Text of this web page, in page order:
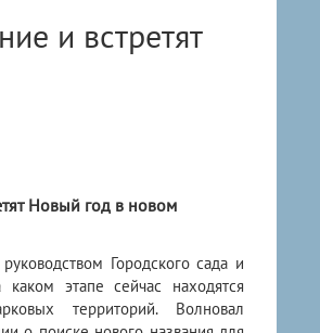
и встретят
Новый год в новом
Городского сада и
этапе сейчас находятся
территорий. Волновал